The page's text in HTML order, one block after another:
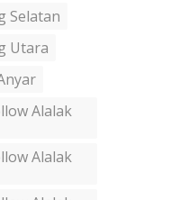
Selatan
Utara
Alalak
Alalak